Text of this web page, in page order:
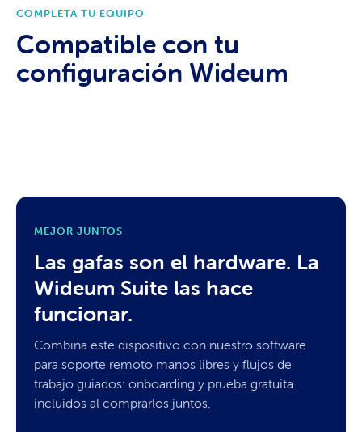
COMPLETA TU EQUIPO
Compatible con tu
configuración Wideum
MEJOR JUNTOS
Las gafas son el hardware. La
Wideum Suite las hace
funcionar.
Combina este dispositivo con nuestro software
para soporte remoto manos libres y flujos de
trabajo guiados: onboarding y prueba gratuita
incluidos al comprarlos juntos.